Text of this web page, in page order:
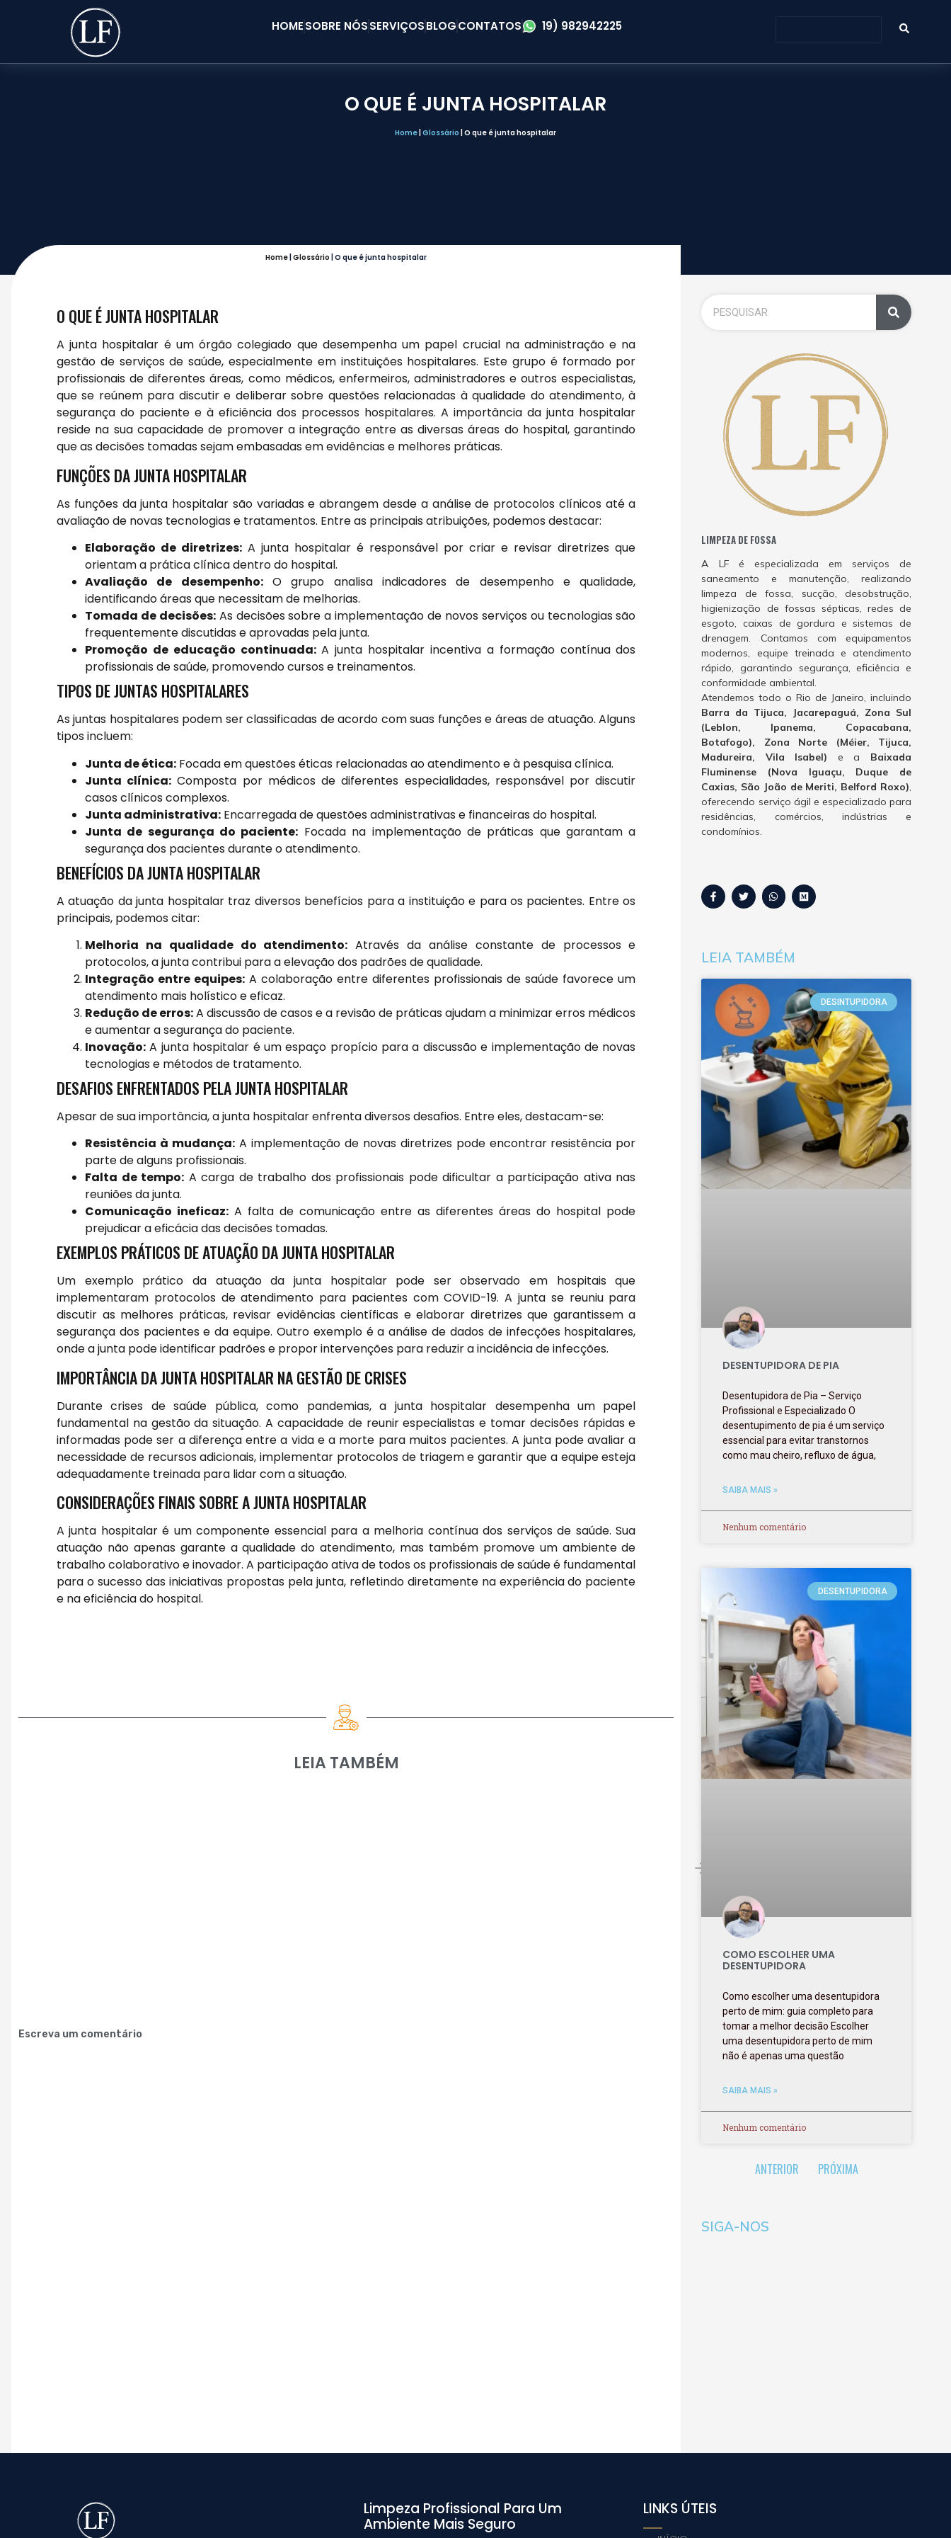
HOMESOBRE NÓSSERVIÇOSBLOGCONTATOS 19) 982942225
O QUE É JUNTA HOSPITALAR
Home Glossário O que é junta hospitalar
Home |Glossário |O que é junta hospitalar
O QUE É JUNTA HOSPITALAR
A junta hospitalar é um órgão colegiado que desempenha um papel crucial na administração e na
gestão de serviços de saúde, especialmente em instituições hospitalares. Este grupo é formado por
profissionais de diferentes áreas, como médicos, enfermeiros, administradores e outros especialistas,
que se reúnem para discutir e deliberar sobre questões relacionadas à qualidade do atendimento, à
segurança do paciente e à eficiência dos processos hospitalares. A importância da junta hospitalar
reside na sua capacidade de promover a integração entre as diversas áreas do hospital, garantindo
que as decisões tomadas sejam embasadas em evidências e melhores práticas.
FUNÇÕES DA JUNTA HOSPITALAR
As funções da junta hospitalar são variadas e abrangem desde a análise de protocolos clínicos até a
avaliação de novas tecnologias e tratamentos. Entre as principais atribuições, podemos destacar:
Elaboração de diretrizes: A junta hospitalar é responsável por criar e revisar diretrizes que
orientam a prática clínica dentro do hospital.
Avaliação de desempenho:O grupo analisa indicadores de desempenho e qualidade,
identificando áreas que necessitam de melhorias.
Tomada de decisões:As decisões sobre a implementação de novos serviços ou tecnologias são
frequentemente discutidas e aprovadas pela junta.
Promoção de educação continuada:A junta hospitalar incentiva a formação contínua dos
profissionais de saúde, promovendo cursos e treinamentos.
TIPOS DE JUNTAS HOSPITALARES
As juntas hospitalares podem ser classificadas de acordo com suas funções e áreas de atuação. Alguns
tipos incluem:
Junta de ética: Focada em questões éticas relacionadas ao atendimento e à pesquisa clínica.
Junta clínica: Composta por médicos de diferentes especialidades, responsável por discutir
casos clínicos complexos.
Junta administrativa: Encarregada de questões administrativas e financeiras do hospital.
Junta de segurança do paciente: Focada na implementação de práticas que garantam a
segurança dos pacientes durante o atendimento.
BENEFÍCIOS DA JUNTA HOSPITALAR
A atuação da junta hospitalar traz diversos benefícios para a instituição e para os pacientes. Entre os
principais, podemos citar:
Melhoria na qualidade do atendimento: Através da análise constante de processos e
protocolos, a junta contribui para a elevação dos padrões de qualidade.
Integração entre equipes: A colaboração entre diferentes profissionais de saúde favorece um
atendimento mais holístico e eficaz.
Redução de erros:A discussão de casos e a revisão de práticas ajudam a minimizar erros médicos
e aumentar a segurança do paciente.
Inovação: A junta hospitalar é um espaço propício para a discussão e implementação de novas
tecnologias e métodos de tratamento.
DESAFIOS ENFRENTADOS PELA JUNTA HOSPITALAR
Apesar de sua importância, a junta hospitalar enfrenta diversos desafios. Entre eles, destacam-se:
Resistência à mudança:A implementação de novas diretrizes pode encontrar resistência por
parte de alguns profissionais.
Falta de tempo: A carga de trabalho dos profissionais pode dificultar a participação ativa nas
reuniões da junta.
Comunicação ineficaz: A falta de comunicação entre as diferentes áreas do hospital pode
prejudicar a eficácia das decisões tomadas.
EXEMPLOS PRÁTICOS DE ATUAÇÃO DA JUNTA HOSPITALAR
Um exemplo prático da atuação da junta hospitalar pode ser observado em hospitais que
implementaram protocolos de atendimento para pacientes com COVID-19. A junta se reuniu para
discutir as melhores práticas, revisar evidências científicas e elaborar diretrizes que garantissem a
segurança dos pacientes e da equipe. Outro exemplo é a análise de dados de infecções hospitalares,
onde a junta pode identificar padrões e propor intervenções para reduzir a incidência de infecções.
IMPORTÂNCIA DA JUNTA HOSPITALAR NA GESTÃO DE CRISES
Durante crises de saúde pública, como pandemias, a junta hospitalar desempenha um papel
fundamental na gestão da situação. A capacidade de reunir especialistas e tomar decisões rápidas e
informadas pode ser a diferença entre a vida e a morte para muitos pacientes. A junta pode avaliar a
necessidade de recursos adicionais, implementar protocolos de triagem e garantir que a equipe esteja
adequadamente treinada para lidar com a situação.
CONSIDERAÇÕES FINAIS SOBRE A JUNTA HOSPITALAR
A junta hospitalar é um componente essencial para a melhoria contínua dos serviços de saúde. Sua
atuação não apenas garante a qualidade do atendimento, mas também promove um ambiente de
trabalho colaborativo e inovador. A participação ativa de todos os profissionais de saúde é fundamental
para o sucesso das iniciativas propostas pela junta, refletindo diretamente na experiência do paciente
e na eficiência do hospital.
LEIA TAMBÉM
Escreva um comentário
LIMPEZA DE FOSSA
A LF é especializada em serviços de
saneamento e manutenção, realizando
limpeza de fossa, sucção, desobstrução,
higienização de fossas sépticas, redes de
esgoto, caixas de gordura e sistemas de
drenagem. Contamos com equipamentos
modernos, equipe treinada e atendimento
rápido, garantindo segurança, eficiência e
conformidade ambiental.
Atendemos todo o Rio de Janeiro, incluindo
Barra da Tijuca, Jacarepaguá, Zona Sul
(Leblon, Ipanema, Copacabana,
Botafogo), Zona Norte (Méier, Tijuca,
Madureira, Vila Isabel) e a Baixada
Fluminense (Nova Iguaçu, Duque de
Caxias, São João de Meriti, Belford Roxo),
oferecendo serviço ágil e especializado para
residências, comércios, indústrias e
condomínios.
LEIA TAMBÉM
DESINTUPIDORA
DESENTUPIDORA DE PIA
Desentupidora de Pia – Serviço
Profissional e Especializado O
desentupimento de pia é um serviço
essencial para evitar transtornos
como mau cheiro, refluxo de água,
SAIBA MAIS »
Nenhum comentário
DESENTUPIDORA
COMO ESCOLHER UMA
DESENTUPIDORA
Como escolher uma desentupidora
perto de mim: guia completo para
tomar a melhor decisão Escolher
uma desentupidora perto de mim
não é apenas uma questão
SAIBA MAIS »
Nenhum comentário
ANTERIOR PRÓXIMA
SIGA-NOS
Limpeza Profissional Para Um
Ambiente Mais Seguro
LINKS ÚTEIS